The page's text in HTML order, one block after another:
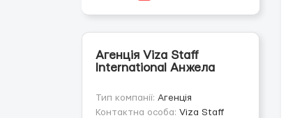
Агенція Viza Staff
International Анжела
Тип компанії: Агенція
Контактна особа: Viza Staff